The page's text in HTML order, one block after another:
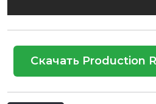
Скачать Production